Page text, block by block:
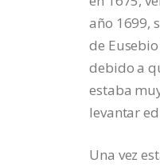
año 1699,
de
debido a
estaba
levantar
Una vez